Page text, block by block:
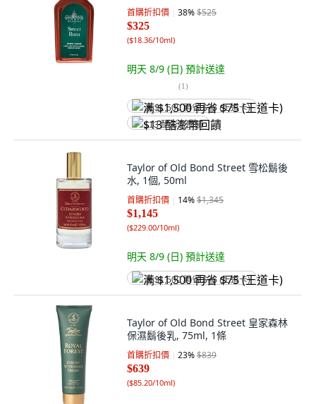
首購折扣價 38%$525
$325
($18.36/10ml)
明天 8/9 (日) 預計送達
(1)
满 $1,500 再省 $75 (王道卡)
$13 酷澎幣回饋
Taylor of Old Bond Street 雪松鬍後
水, 1個, 50ml
首購折扣價 14%$1,345
$1,145
($229.00/10ml)
明天 8/9 (日) 預計送達
满 $1,500 再省 $75 (王道卡)
Taylor of Old Bond Street 皇家森林
保濕鬍後乳, 75ml, 1條
首購折扣價 23%$839
$639
($85.20/10ml)